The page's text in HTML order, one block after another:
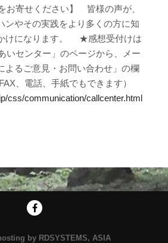
お寄せください】 皆様の声が、
ンやその実践をより多くの方に知
けになります。 ★感想受付けは
いセンター」のページから、メー
よるご意見・お問い合わせ」の欄
、電話、手紙でもできます）
css/communication/callcenter.html
by RDSYSTEMS, ASIA